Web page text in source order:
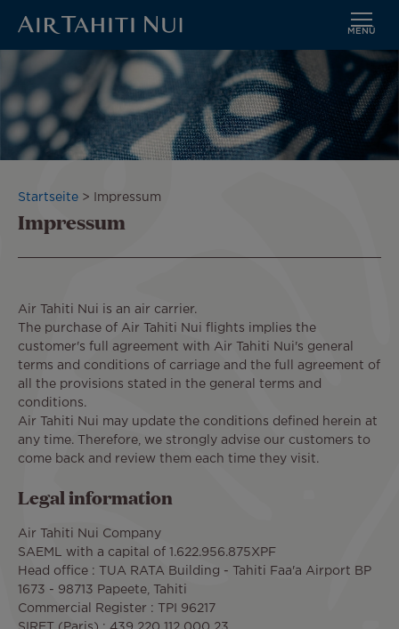
Zum
Hauptinhalt
wechseln
MENÜ
Pfadnavigation
Startseite Impressum
Impressum
Air Tahiti Nui is an air carrier.
The purchase of Air Tahiti Nui flights implies the
customer's full agreement with Air Tahiti Nui's general
terms and conditions of carriage and the full agreement of
all the provisions stated in the general terms and
conditions.
Air Tahiti Nui may update the conditions defined herein at
any time. Therefore, we strongly advise our customers to
come back and review them each time they visit.
Legal information
Air Tahiti Nui Company
SAEML with a capital of 1.622.956.875XPF
Head office : TUA RATA Building - Tahiti Faa'a Airport BP
1673 - 98713 Papeete, Tahiti
Commercial Register : TPI 96217